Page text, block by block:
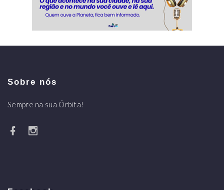
Sobre nós
Sempre na sua Órbita!